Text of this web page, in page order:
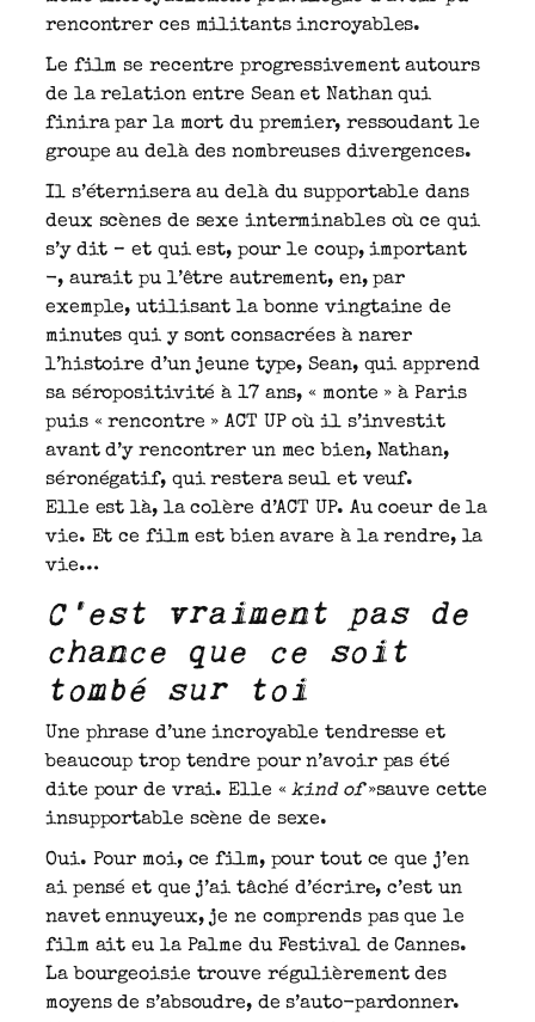
rencontrer ces militants incroyables.
Le film se recentre progressivement autours
de la relation entre Sean et Nathan qui
finira par la mort du premier, ressoudant le
groupe au delà des nombreuses divergences.
Il s’éternisera au delà du supportable dans
deux scènes de sexe interminables où ce qui
s’y dit – et qui est, pour le coup, important
-, aurait pu l’être autrement, en, par
exemple, utilisant la bonne vingtaine de
minutes qui y sont consacrées à narer
l’histoire d’un jeune type, Sean, qui apprend
sa séropositivité à 17 ans, « monte » à Paris
puis « rencontre » ACT UP où il s’investit
avant d’y rencontrer un mec bien, Nathan,
séronégatif, qui restera seul et veuf.
Elle est là, la colère d’ACT UP. Au coeur de la
vie. Et ce film est bien avare à la rendre, la
vie…
C’est vraiment pas de
chance que ce soit
tombé sur toi
Une phrase d’une incroyable tendresse et
beaucoup trop tendre pour n’avoir pas été
dite pour de vrai. Elle «kind of»sauve cette
insupportable scène de sexe.
Oui. Pour moi, ce film, pour tout ce que j’en
ai pensé et que j’ai tâché d’écrire, c’est un
navet ennuyeux, je ne comprends pas que le
film ait eu la Palme du Festival de Cannes.
La bourgeoisie trouve régulièrement des
moyens de s’absoudre, de s’auto-pardonner.